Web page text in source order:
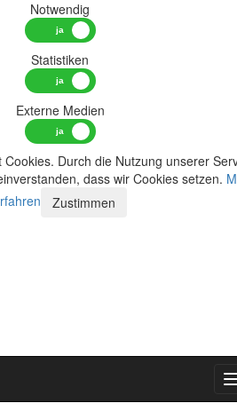
Notwendig
Statistiken
Externe Medien
Durch die Nutzung unserer
dass wir Cookies setzen.
Zustimmen